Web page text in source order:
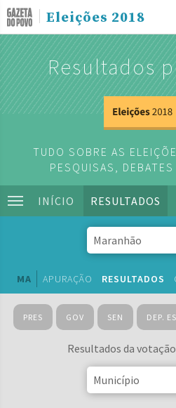
Eleições 2018
Resultados
TUDO SOBRE AS
PESQUISAS,
INÍCIO RESULTADOS
MA APURAÇÃO RESULTADOS
PRES GOV SEN DEP.
Resultados da